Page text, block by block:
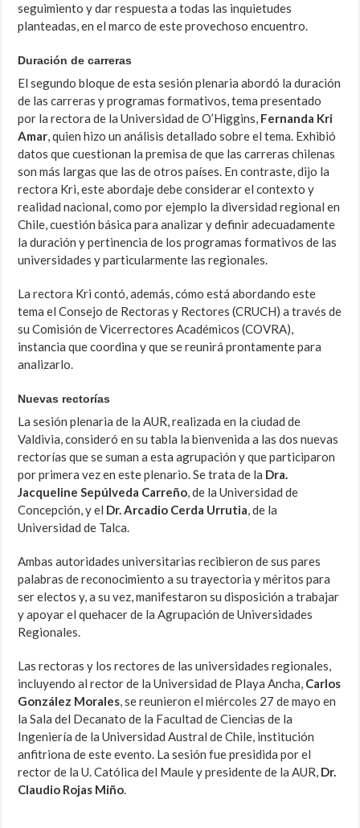
seguimiento y dar respuesta a todas las inquietudes
planteadas, en el marco de este provechoso encuentro.
Duración de carreras
El segundo bloque de esta sesión plenaria abordó la duración
de las carreras y programas formativos, tema presentado
por la rectora de la Universidad de O’Higgins, Fernanda Kri
Amar, quien hizo un análisis detallado sobre el tema. Exhibió
datos que cuestionan la premisa de que las carreras chilenas
son más largas que las de otros países. En contraste, dijo la
rectora Kri, este abordaje debe considerar el contexto y
realidad nacional, como por ejemplo la diversidad regional en
Chile, cuestión básica para analizar y definir adecuadamente
la duración y pertinencia de los programas formativos de las
universidades y particularmente las regionales.
La rectora Kri contó, además, cómo está abordando este
tema el Consejo de Rectoras y Rectores (CRUCH) a través de
su Comisión de Vicerrectores Académicos (COVRA),
instancia que coordina y que se reunirá prontamente para
analizarlo.
Nuevas rectorías
La sesión plenaria de la AUR, realizada en la ciudad de
Valdivia, consideró en su tabla la bienvenida a las dos nuevas
rectorías que se suman a esta agrupación y que participaron
por primera vez en este plenario. Se trata de la Dra.
Jacqueline Sepúlveda Carreño, de la Universidad de
Concepción, y el Dr. Arcadio Cerda Urrutia, de la
Universidad de Talca.
Ambas autoridades universitarias recibieron de sus pares
palabras de reconocimiento a su trayectoria y méritos para
ser electos y, a su vez, manifestaron su disposición a trabajar
y apoyar el quehacer de la Agrupación de Universidades
Regionales.
Las rectoras y los rectores de las universidades regionales,
incluyendo al rector de la Universidad de Playa Ancha, Carlos
González Morales, se reunieron el miércoles 27 de mayo en
la Sala del Decanato de la Facultad de Ciencias de la
Ingeniería de la Universidad Austral de Chile, institución
anfitriona de este evento. La sesión fue presidida por el
rector de la U. Católica del Maule y presidente de la AUR, Dr.
Claudio Rojas Miño.